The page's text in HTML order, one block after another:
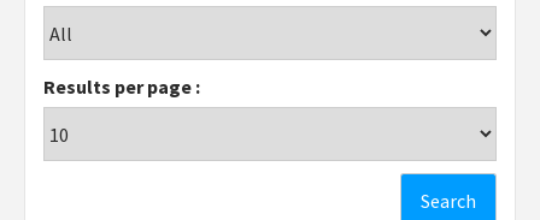
Results per page :